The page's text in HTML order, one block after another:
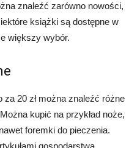
znaleźć zarówno nowości,
książki są dostępne w
większy wybór.
za 20 zł można znaleźć różne
kupić na przykład noże,
foremki do pieczenia.